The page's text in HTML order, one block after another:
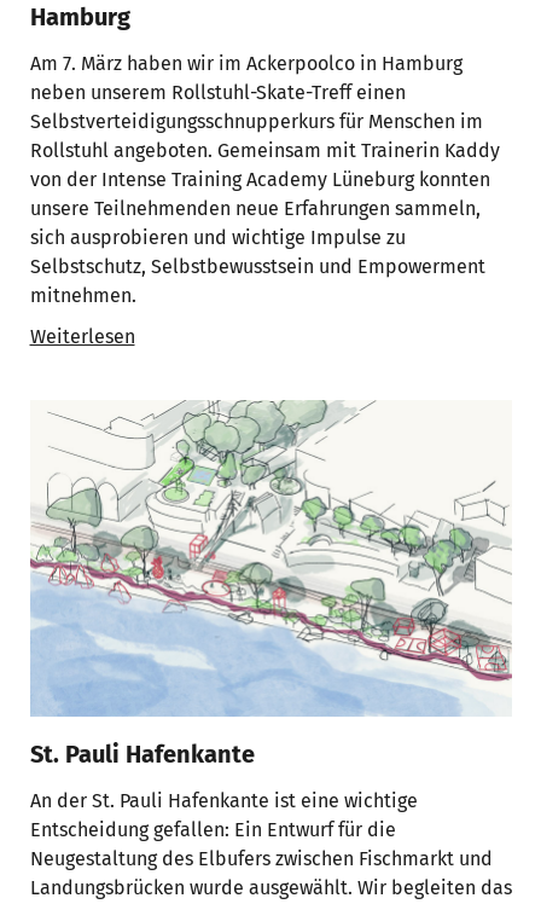
Hamburg
Am 7. März haben wir im Ackerpoolco in Hamburg
neben unserem Rollstuhl-Skate-Treff einen
Selbstverteidigungsschnupperkurs für Menschen im
Rollstuhl angeboten. Gemeinsam mit Trainerin Kaddy
von der Intense Training Academy Lüneburg konnten
unsere Teilnehmenden neue Erfahrungen sammeln,
sich ausprobieren und wichtige Impulse zu
Selbstschutz, Selbstbewusstsein und Empowerment
mitnehmen.
Weiterlesen
St. Pauli Hafenkante
An der St. Pauli Hafenkante ist eine wichtige
Entscheidung gefallen: Ein Entwurf für die
Neugestaltung des Elbufers zwischen Fischmarkt und
Landungsbrücken wurde ausgewählt. Wir begleiten das